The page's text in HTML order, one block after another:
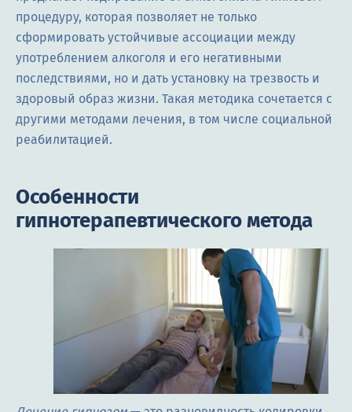
процедуру, которая позволяет не только
сформировать устойчивые ассоциации между
употреблением алкоголя и его негативными
последствиями, но и дать установку на трезвость и
здоровый образ жизни. Такая методика сочетается с
другими методами лечения, в том числе социальной
реабилитацией.
Особенности
гипнотерапевтического метода